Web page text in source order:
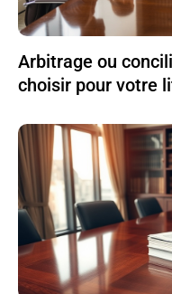
Arbitrage ou
choisir pour votre